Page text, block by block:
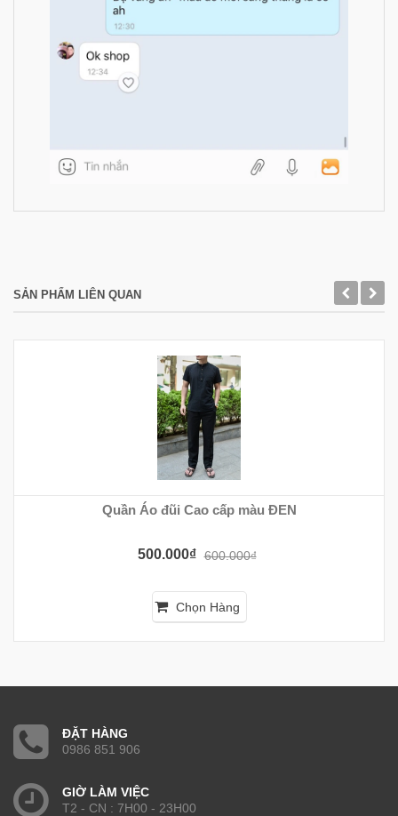
SẢN PHẨM LIÊN QUAN
Quần Áo đũi Cao cấp màu ĐEN
500.000₫ 600.000₫
Chọn Hàng
ĐẶT HÀNG
0986 851 906
GIỜ LÀM VIỆC
T2 - CN : 7H00 - 23H00